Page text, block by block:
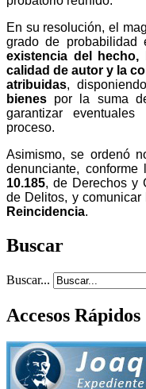
En su resolución, el
grado de probabilidad
existencia del
calidad de autor y la
atribuidas,
bienes por la suma
garantizar
proceso.
Asimismo, se ordenó
denunciante, conforme
10.185, de Derechos y
de Delitos, y comunicar
Reincidencia.
Buscar
Buscar...
Accesos Rápidos